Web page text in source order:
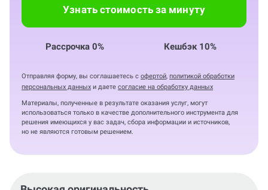
Узнать стоимость за минуту
Рассрочка 0% Кешбэк 10%
Отправляя форму, вы соглашаетесь с офертой, политикой обработки
персональных данных и даете согласие на обработку данных
Материалы, полученные в результате оказания услуг, могут
использоваться только в качестве дополнительного инструмента для
решения имеющихся у вас задач, сбора информации и источников,
но не являются готовым решением.